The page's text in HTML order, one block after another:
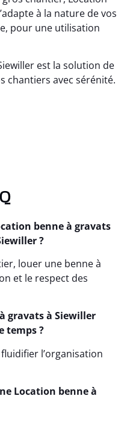
à la nature de vos
pour une utilisation
est la solution de
chantiers avec sérénité.
benne à gravats
?
louer une benne à
et le respect des
gravats à Siewiller
temps ?
l’organisation
Location benne à